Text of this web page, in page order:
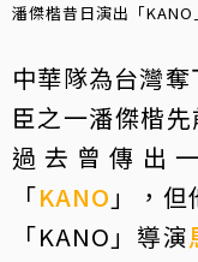
潘傑楷昔日演出「
中華隊為台灣
臣之一潘傑楷
過去曾傳出
「KANO 」，
「KANO」導演